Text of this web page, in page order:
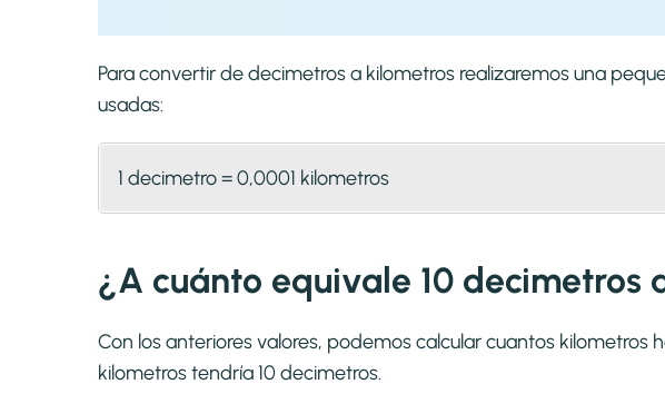
Para convertir de decimetros a kilometros realizaremos una
usadas:
1 decimetro = 0,0001 kilometros
¿A cuánto equivale 10 decimetros
Con los anteriores valores, podemos calcular cuantos kilometros
kilometros tendría 10 decimetros.